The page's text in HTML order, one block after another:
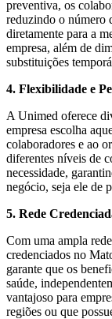
preventiva, os
reduzindo o número
diretamente para a
empresa, além de
substituições
4. Flexibilidade e
A Unimed oferece
empresa escolha
colaboradores e ao
diferentes níveis de
necessidade,
negócio, seja ele de
5. Rede
Com uma ampla
credenciados no
garante que os
saúde,
vantajoso para
regiões ou que